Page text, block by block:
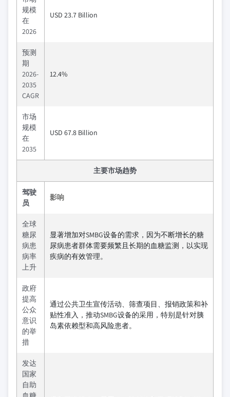
规模
在
2026
USD 23.7 Billion
预测
期
2026-
2035
CAGR
12.4%
市场
规模
在
2035
USD 67.8 Billion
主要市场趋势
驾驶
员
影响
全球
糖尿
病患
病率
上升
显著增加对SMBG设备的需求，因为不断增长的糖
尿病患者群体需要频繁且长期的血糖监测，以实现
疾病的有效管理。
政府
提高
公众
意识
的举
措
通过公共卫生宣传活动、筛查项目、报销政策和补
贴性准入，推动SMBG设备的采用，特别是针对胰
岛素依赖型和高风险患者。
发达
国家
自助